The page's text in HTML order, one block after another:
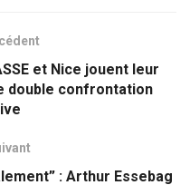
et Nice jouent leur
double confrontation
: Arthur Essebag